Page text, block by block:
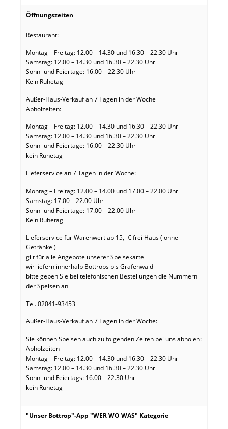
Öffnungszeiten
Restaurant:
Montag – Freitag: 12.00 – 14.30 und 16.30 – 22.30 Uhr
Samstag: 12.00 – 14.30 und 16.30 – 22.30 Uhr
Sonn- und Feiertage: 16.00 – 22.30 Uhr
Kein Ruhetag
Außer-Haus-Verkauf an 7 Tagen in der Woche
Abholzeiten:
Montag – Freitag: 12.00 – 14.30 und 16.30 – 22.30 Uhr
Samstag: 12.00 – 14.30 und 16.30 – 22.30 Uhr
Sonn- und Feiertage: 16.00 – 22.30 Uhr
kein Ruhetag
Lieferservice an 7 Tagen in der Woche:
Montag – Freitag: 12.00 – 14.00 und 17.00 – 22.00 Uhr
Samstag: 17.00 – 22.00 Uhr
Sonn- und Feiertage: 17.00 – 22.00 Uhr
Kein Ruhetag
Lieferservice für Warenwert ab 15,- € frei Haus ( ohne
Getränke )
gilt für alle Angebote unserer Speisekarte
wir liefern innerhalb Bottrops bis Grafenwald
bitte geben Sie bei telefonischen Bestellungen die Nummern
der Speisen an
Tel. 02041-93453
Außer-Haus-Verkauf an 7 Tagen in der Woche:
Sie können Speisen auch zu folgenden Zeiten bei uns abholen:
Abholzeiten
Montag – Freitag: 12.00 – 14.30 und 16.30 – 22.30 Uhr
Samstag: 12.00 – 14.30 und 16.30 – 22.30 Uhr
Sonn- und Feiertags: 16.00 – 22.30 Uhr
kein Ruhetag
"Unser Bottrop"-App "WER WO WAS" Kategorie